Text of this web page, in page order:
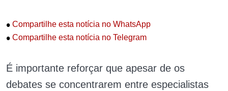
• Compartilhe esta notícia no WhatsApp
• Compartilhe esta notícia no Telegram
É importante reforçar que apesar de os
debates se concentrarem entre especialistas